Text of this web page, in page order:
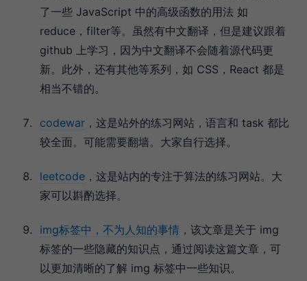
了一些 JavaScript 中的高级函数的用法 如
reduce，filter等。虽然有中文翻译，但是建议跟着
github 上学习，因为中文翻译不会随着源代码更
新。此外，还有其他等系列，如 CSS，React 都是
相当不错的。
codewar ，这是站外的练习网站，语言和 task 都比
较全面。可能需要翻墙。大家自行选择。
leetcode ，这是站内的专注于算法的练习网站。大
家可以斟酌选择。
img标签中，不为人知的事情 ，该文章是关于 img
标签的一些隐藏的知识点，通过阅读这篇文章，可
以更加清晰的了解 img 标签中一些知识。